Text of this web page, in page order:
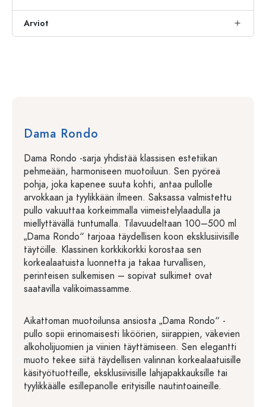
Arviot
Dama Rondo
Dama Rondo -sarja yhdistää klassisen estetiikan
pehmeään, harmoniseen muotoiluun. Sen pyöreä
pohja, joka kapenee suuta kohti, antaa pullolle
arvokkaan ja tyylikkään ilmeen. Saksassa valmistettu
pullo vakuuttaa korkeimmalla viimeistelylaadulla ja
miellyttävällä tuntumalla. Tilavuudeltaan 100–500 ml
„Dama Rondo“ tarjoaa täydellisen koon eksklusiivisille
täytöille. Klassinen korkkikorkki korostaa sen
korkealaatuista luonnetta ja takaa turvallisen,
perinteisen sulkemisen – sopivat sulkimet ovat
saatavilla valikoimassamme.
Aikattoman muotoilunsa ansiosta „Dama Rondo“ -
pullo sopii erinomaisesti liköörien, siirappien, väkevien
alkoholijuomien ja viinien täyttämiseen. Sen elegantti
muoto tekee siitä täydellisen valinnan korkealaatuisille
käsityötuotteille, eksklusiivisille lahjapakkauksille tai
tyylikkäälle esillepanolle erityisille nautintoaineille.